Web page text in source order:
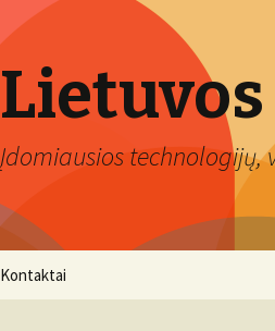
Įdomiausios technologijų,
Kontaktai